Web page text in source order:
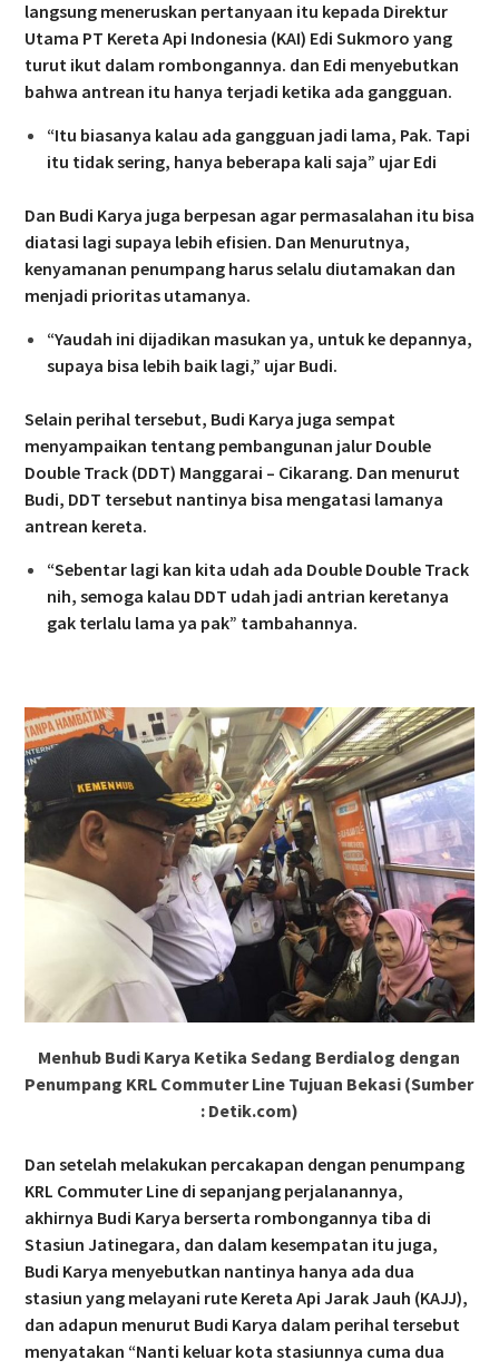
langsung meneruskan pertanyaan itu kepada Direktur
Utama PT Kereta Api Indonesia (KAI) Edi Sukmoro yang
turut ikut dalam rombongannya. dan Edi menyebutkan
bahwa antrean itu hanya terjadi ketika ada gangguan.
“Itu biasanya kalau ada gangguan jadi lama, Pak. Tapi
itu tidak sering, hanya beberapa kali saja” ujar Edi
Dan Budi Karya juga berpesan agar permasalahan itu bisa
diatasi lagi supaya lebih efisien. Dan Menurutnya,
kenyamanan penumpang harus selalu diutamakan dan
menjadi prioritas utamanya.
“Yaudah ini dijadikan masukan ya, untuk ke depannya,
supaya bisa lebih baik lagi,” ujar Budi.
Selain perihal tersebut, Budi Karya juga sempat
menyampaikan tentang pembangunan jalur Double
Double Track (DDT) Manggarai – Cikarang. Dan menurut
Budi, DDT tersebut nantinya bisa mengatasi lamanya
antrean kereta.
“Sebentar lagi kan kita udah ada Double Double Track
nih, semoga kalau DDT udah jadi antrian keretanya
gak terlalu lama ya pak” tambahannya.
Menhub Budi Karya Ketika Sedang Berdialog dengan
Penumpang KRL Commuter Line Tujuan Bekasi (Sumber
: Detik.com)
Dan setelah melakukan percakapan dengan penumpang
KRL Commuter Line di sepanjang perjalanannya,
akhirnya Budi Karya berserta rombongannya tiba di
Stasiun Jatinegara, dan dalam kesempatan itu juga,
Budi Karya menyebutkan nantinya hanya ada dua
stasiun yang melayani rute Kereta Api Jarak Jauh (KAJJ),
dan adapun menurut Budi Karya dalam perihal tersebut
menyatakan “Nanti keluar kota stasiunnya cuma dua